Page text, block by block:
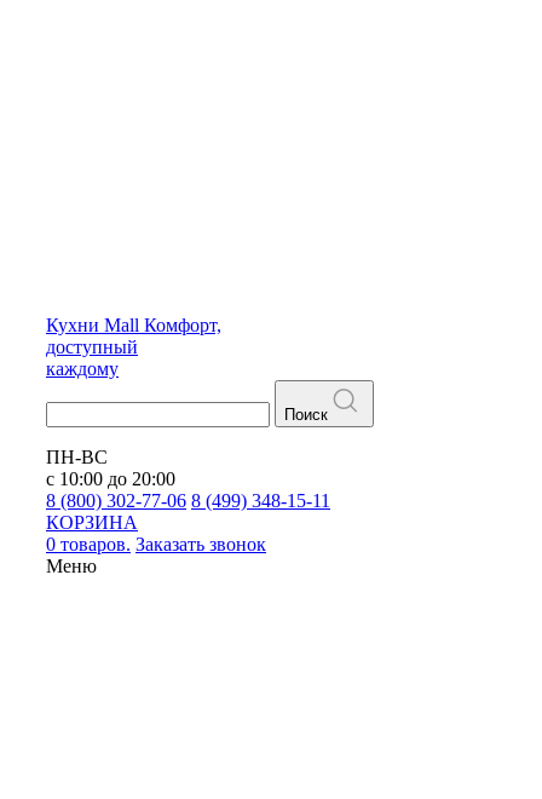
Кухни Mall Комфорт,
доступный
каждому
Поиск
ПН-ВС
с 10:00 до 20:00
8 (800) 302-77-06 8 (499) 348-15-11
КОРЗИНА
0 товаров. Заказать звонок
Меню